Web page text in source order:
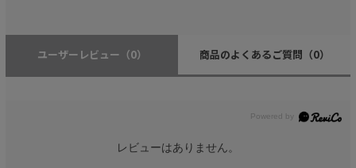
ユーザーレビュー （0） 商品のよくあるご質問 （0）
レビューはありません。